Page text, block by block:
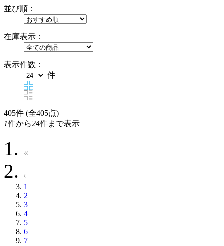
並び順：
在庫表示：
表示件数：
件
405件 (全405点)
1件から24件まで表示
1
2
3
4
5
6
7